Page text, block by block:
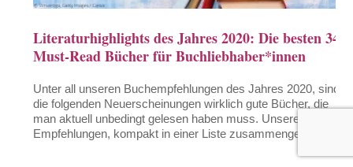
Literaturhighlights des Jahres 2020: Die besten 34
Must-Read Bücher für Buchliebhaber*innen
Unter all unseren Buchempfehlungen des Jahres 2020, sind
die folgenden Neuerscheinungen wirklich gute Bücher, die
man aktuell unbedingt gelesen haben muss. Unsere Top-34-
Empfehlungen, kompakt in einer Liste zusammengefasst.